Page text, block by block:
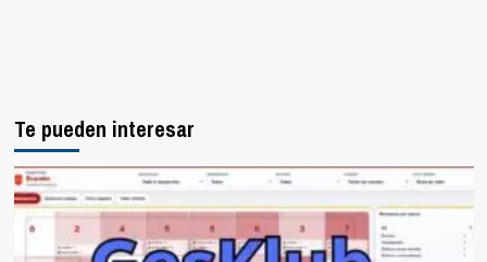
Te pueden interesar